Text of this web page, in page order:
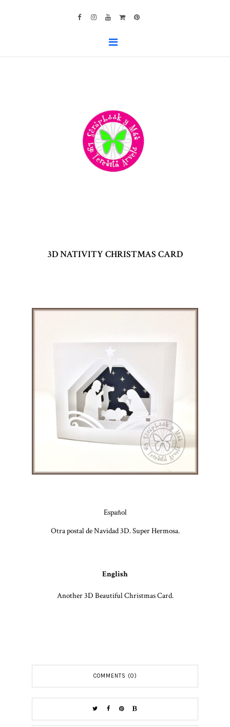
3D NATIVITY CHRISTMAS CARD
Español
Otra postal de Navidad 3D. Super Hermosa.
English
Another 3D Beautiful Christmas Card.
COMMENTS (0)